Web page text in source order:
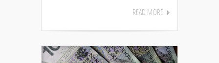
READ MORE